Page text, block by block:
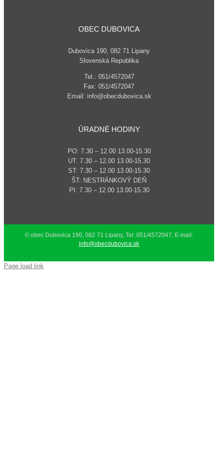
OBEC DUBOVICA
Dubovica 190, 082 71 Lipany
Slovenská Republika
Tel.: 051/4572047
Fax: 051/4572047
Email: info@obecdubovica.sk
ÚRADNÉ HODINY
PO: 7.30 – 12.00 13.00-15.30
UT: 7.30 – 12.00 13.00-15.30
ST: 7.30 – 12.00 13.00-15.30
ŠT: NESTRÁNKOVÝ DEŇ
PI: 7.30 – 12.00 13.00-15.30
© obec Dubovica 190, 082 71 Lipany, Tel: 051/4572047, E-mail:
info@obecdubovica.sk
Page load link